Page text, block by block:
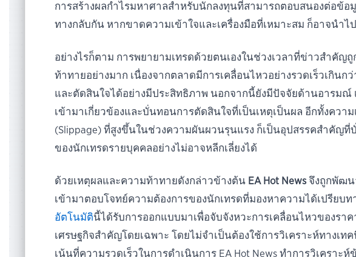
การสร้างผลกำไรมหาศาลสำหรับนักลงทุนที่สามารถตอบสนองต่อข้อ
ทางกลับกัน หากขาดความเข้าใจและเครื่องมือที่เหมาะสม ก็อาจนำ
อย่างไรก็ตาม การพยายามเทรดด้วยตนเองในช่วงเวลาที่ข่าวสำคัญ
ท้าทายอย่างมาก เนื่องจากตลาดมีการเคลื่อนไหวอย่างรวดเร็วเกิน
และตัดสินใจได้อย่างมีประสิทธิภาพ นอกจากนี้ยังมีปัจจัยด้านอารมณ์
เข้ามาเกี่ยวข้องและบั่นทอนการตัดสินใจที่เป็นเหตุเป็นผล อีกทั้งความ
(Slippage) ที่สูงขึ้นในช่วงความผันผวนรุนแรง ก็เป็นอุปสรรคสำคัญ
ของนักเทรดรายบุคคลอย่างไม่อาจหลีกเลี่ยงได้
ด้วยเหตุผลและความท้าทายดังกล่าวข้างต้น EA Hot Newsจึงถูกพัฒน
เข้ามาตอบโจทย์ความต้องการของนักเทรดที่มองหาความได้เปรียบท
อัตโนมัตินี้ได้รับการออกแบบมาเพื่อจับจังหวะการเคลื่อนไหวของรา
เศรษฐกิจสำคัญโดยเฉพาะ โดยไม่จำเป็นต้องใช้การวิเคราะห์ทางเ
เน้นที่ความรวดเร็วในการดำเนินการ EA Hot News ทำการวิเคราะ